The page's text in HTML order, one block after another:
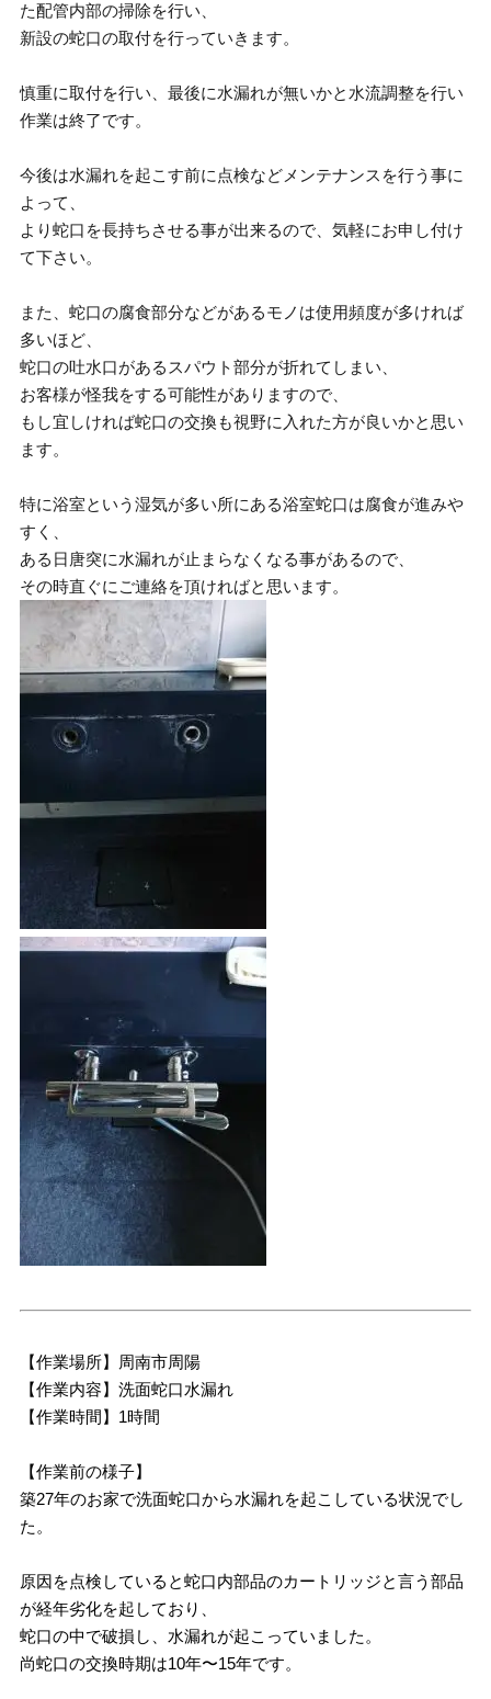
た配管内部の掃除を行い、
新設の蛇口の取付を行っていきます。
慎重に取付を行い、最後に水漏れが無いかと水流調整を行い
作業は終了です。
今後は水漏れを起こす前に点検などメンテナンスを行う事に
よって、
より蛇口を長持ちさせる事が出来るので、気軽にお申し付け
て下さい。
また、蛇口の腐食部分などがあるモノは使用頻度が多ければ
多いほど、
蛇口の吐水口があるスパウト部分が折れてしまい、
お客様が怪我をする可能性がありますので、
もし宜しければ蛇口の交換も視野に入れた方が良いかと思い
ます。
特に浴室という湿気が多い所にある浴室蛇口は腐食が進みや
すく、
ある日唐突に水漏れが止まらなくなる事があるので、
その時直ぐにご連絡を頂ければと思います。
【作業場所】周南市周陽
【作業内容】洗面蛇口水漏れ
【作業時間】1時間
【作業前の様子】
築27年のお家で洗面蛇口から水漏れを起こしている状況でし
た。
原因を点検していると蛇口内部品のカートリッジと言う部品
が経年劣化を起しており、
蛇口の中で破損し、水漏れが起こっていました。
尚蛇口の交換時期は10年〜15年です。